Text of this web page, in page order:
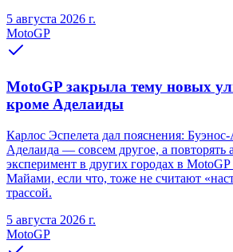
5 августа 2026 г.
MotoGP
MotoGP закрыла тему новых
кроме Аделаиды
Карлос Эспелета дал пояснения:
Аделаида — совсем другое, а повторять
эксперимент в других городах в
Майами, если что, тоже не считают
трассой.
5 августа 2026 г.
MotoGP